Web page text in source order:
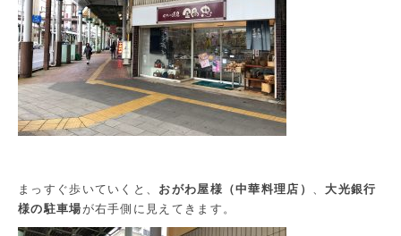
まっすぐ歩いていくと、 おがわ屋様（中華料理店） 、 大光銀行
様の駐車場が右手側に見えてきます。